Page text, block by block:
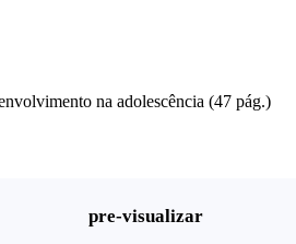
na adolescência (47 pág.)
pre-visualizar